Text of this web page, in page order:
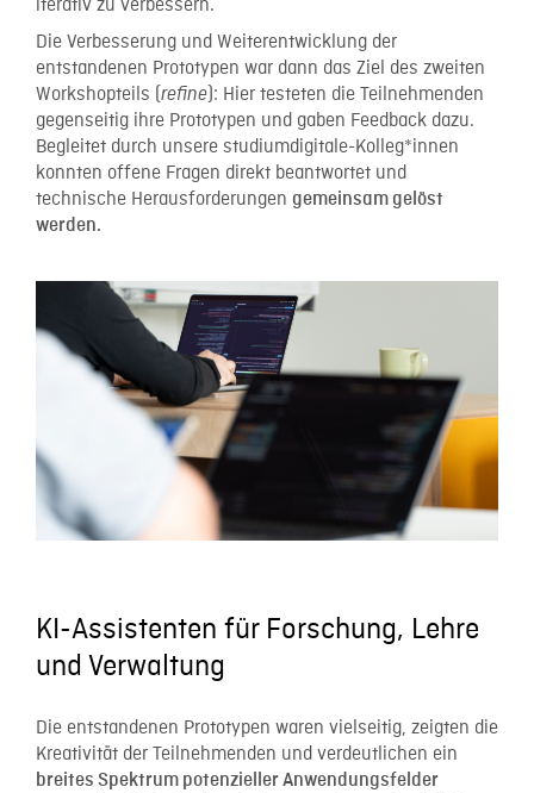
iterativ zu verbessern.
Die Verbesserung und Weiterentwicklung der
entstandenen Prototypen war dann das Ziel des zweiten
Workshopteils (refine): Hier testeten die Teilnehmenden
gegenseitig ihre Prototypen und gaben Feedback dazu.
Begleitet durch unsere studiumdigitale-Kolleg*innen
konnten offene Fragen direkt beantwortet und
technische Herausforderungen gemeinsam gelöst
werden.
KI-Assistenten für Forschung, Lehre
und Verwaltung
Die entstandenen Prototypen waren vielseitig, zeigten die
Kreativität der Teilnehmenden und verdeutlichen ein
breites Spektrum potenzieller Anwendungsfelder